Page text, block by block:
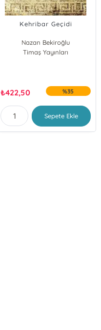
Kehribar Geçidi
Nazan Bekiroğlu
Timaş Yayınları
₺422,50 %35
Sepete Ekle